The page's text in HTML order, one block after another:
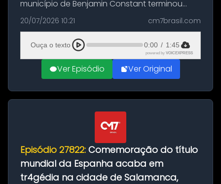
município de Benjamin Constant terminou
com a apreensão de aproximadamente 115
quilos de entorpecentes em uma
embarcação atracada no porto da cidade. O
materia...
20/07/2026 10:21 cm7brasil.com
Ouça o texto 0:00 / 1:45
powered by VOICEXPRESS
Ver Episódio Ver Original
Episódio 27822: Comemoração do título
mundial da Espanha acaba em
tr4gédia na cidade de Salamanca,